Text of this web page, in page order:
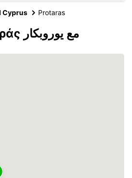
Cyprus Protaras
اكتشف Πρωταράς مع يوروبكار